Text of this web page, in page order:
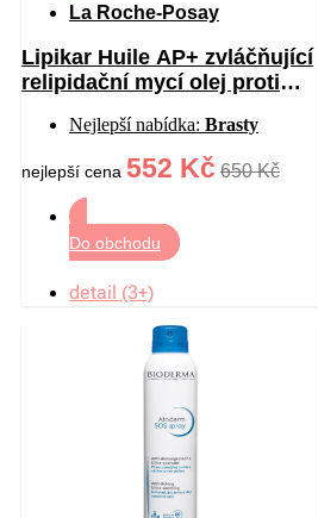
La Roche-Posay
Lipikar Huile AP+ zvláčňující
relipidační mycí olej proti
Nejlepší nabídka: Brasty
nejlepší cena 552 Kč 650 Kč
Do obchodu
detail (3+)